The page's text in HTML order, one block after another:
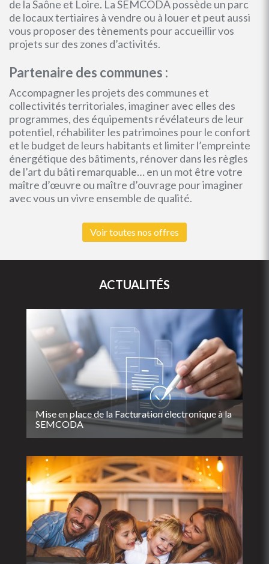
de la Saône et Loire. La SEMCODA possède un parc
de locaux tertiaires à vendre ou à louer et peut aussi
vous proposer des tènements pour accueillir vos
projets sur des zones d’activités.
Partenaire des communes :
Accompagner les projets des communes et
collectivités territoriales, imaginer avec elles des
programmes, des équipements révélateurs de leur
potentiel, réhabiliter les patrimoines pour le confort
et le budget de leurs habitants et limiter l’empreinte
énergétique des bâtiments, rénover dans les règles
de l’art du bâti remarquable… en un mot être votre
maître d’œuvre ou maître d’ouvrage pour imaginer
avec vous un vivre ensemble de qualité.
Voir toutes nos offres
ACTUALITÉS
Mise en place de la Facturation électronique à la
SEMCODA